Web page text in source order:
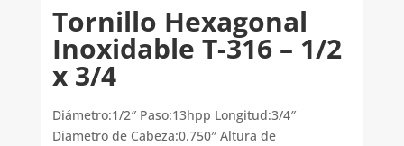
Tornillo Hexagonal
Inoxidable T-316 – 1/2
x 3/4
Diámetro:1/2″ Paso:13hpp Longitud:3/4″
Diametro de Cabeza:0.750″ Altura de